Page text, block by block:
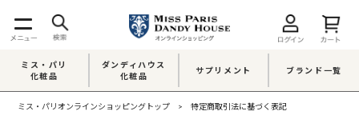
ミス・パリ
化粧品
ダンディハウス
化粧品
サプリメント ブランド一覧
ミス・パリオンラインショッピングトップ 特定商取引法に基づく表記